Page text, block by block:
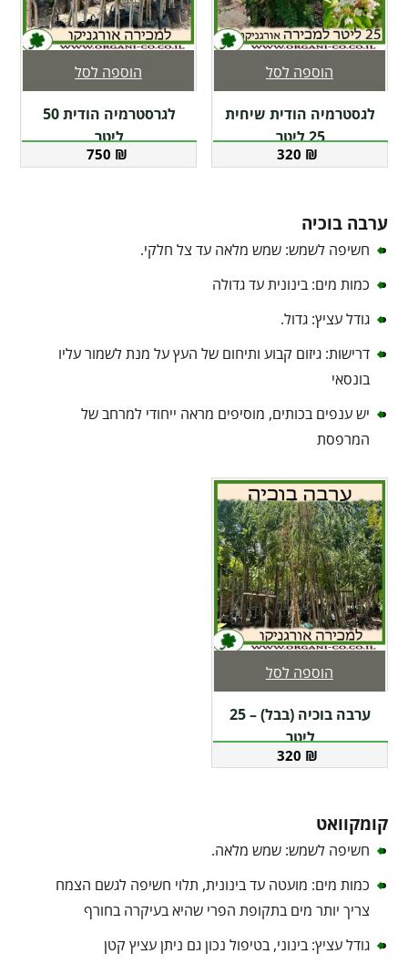
לגסטרמיה הודית שיחית
25 ליטר
320 ₪
הוספה לסל
לגרסטרמיה הודית 50
ליטר
750 ₪
הוספה לסל
ערבה בוכיה
חשיפה לשמש: שמש מלאה עד צל חלקי.
כמות מים: בינונית עד גדולה
גודל עציץ: גדול.
דרישות: גיזום קבוע ותיחום של העץ על מנת לשמור עליו
בונסאי
יש ענפים בכותים, מוסיפים מראה ייחודי למרחב של
המרפסת
ערבה בוכיה (בבל) – 25
ליטר
320 ₪
הוספה לסל
קומקוואט
חשיפה לשמש: שמש מלאה.
כמות מים: מועטה עד בינונית, תלוי חשיפה לגשם הצמח
צריך יותר מים בתקופת הפרי שהיא בעיקרה בחורף
גודל עציץ: בינוני, בטיפול נכון גם ניתן עציץ קטן